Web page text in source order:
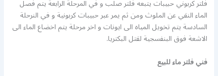
فلتر كربوني حبيبات يتبعه فلتر صلب و في المرحلة الرابعة يتم فصل
الماء النقي عن الملوث ومن ثم يمر عبر حبيبات كربونية و في النرحلة
السادسة يتم تخويل المياه الى ايونات و اخر مرحلة يتم اخضاع الماء الى
الاشعة فوق البنفسجية لقتل البكتريا.
فني فلتر ماء للبيع